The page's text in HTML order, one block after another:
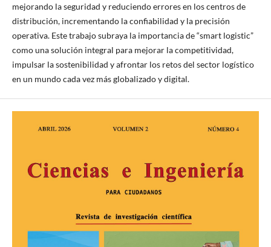
mejorando la seguridad y reduciendo errores en los centros de
distribución, incrementando la confiabilidad y la precisión
operativa. Este trabajo subraya la importancia de “smart logistic”
como una solución integral para mejorar la competitividad,
impulsar la sostenibilidad y afrontar los retos del sector logístico
en un mundo cada vez más globalizado y digital.